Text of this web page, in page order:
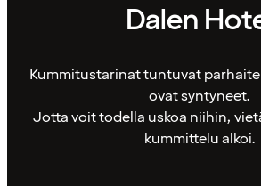
Dalen
Kummitustarinat tuntuvat
ovat syntyneet.
Jotta voit todella uskoa niihin,
kummittelu alkoi.